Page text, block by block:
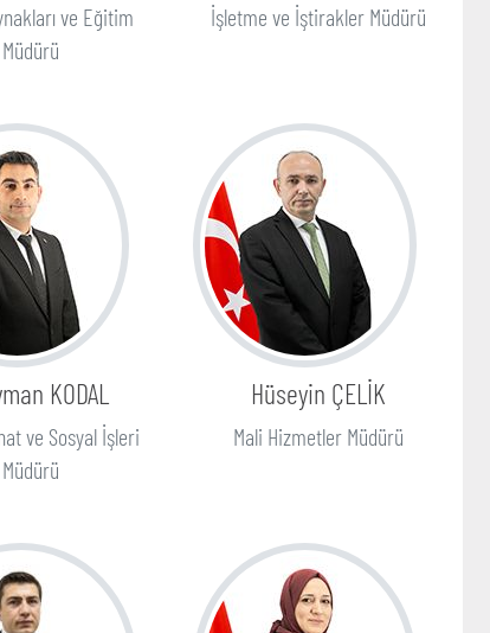
ve Eğitim
Müdürü
İşletme ve İştirakler Müdürü
KODAL
ve Sosyal İşleri
Müdürü
Hüseyin ÇELİK
Mali Hizmetler Müdürü